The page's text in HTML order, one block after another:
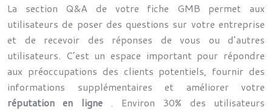
La section Q&A de votre fiche GMB permet aux
utilisateurs de poser des questions sur votre entreprise
et de recevoir des réponses de vous ou d’autres
utilisateurs. C’est un espace important pour répondre
aux préoccupations des clients potentiels, fournir des
informations supplémentaires et améliorer votre
réputation en ligne . Environ 30% des utilisateurs